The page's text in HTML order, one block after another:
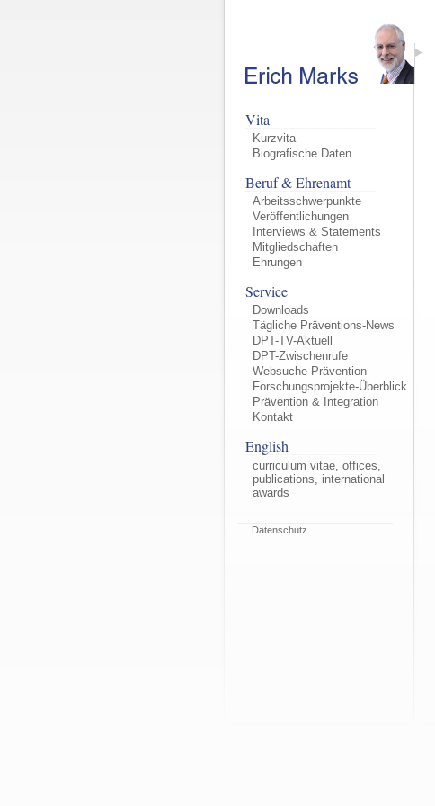
Vita
Kurzvita
Biografische Daten
Beruf & Ehrenamt
Arbeitsschwerpunkte
Veröffentlichungen
Interviews & Statements
Mitgliedschaften
Ehrungen
Service
Downloads
Tägliche Präventions-News
DPT-TV-Aktuell
DPT-Zwischenrufe
Websuche Prävention
Forschungsprojekte-Überblick
Prävention & Integration
Kontakt
English
curriculum vitae, offices,
publications, international
awards
Datenschutz